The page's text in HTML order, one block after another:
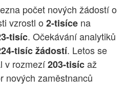
počet nových žádostí o
vzrostl o 2-tisíce na
tisíc. Očekávání analytiků
tisíc žádostí. Letos se
v rozmezí203-tisícaž
nových zaměstnanců